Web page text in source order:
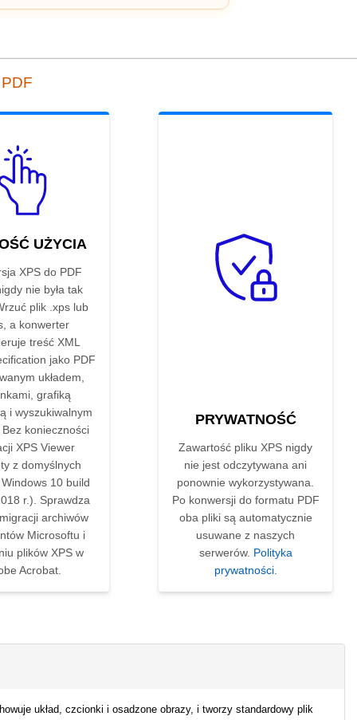
UŻYCIA
XPS do PDF
nie była tak
plik .xps lub
a konwerter
treść XML
jako PDF
układem,
grafiką
i wyszukiwalnym
konieczności
XPS Viewer
z domyślnych
10 build
r.). Sprawdza
archiwów
Microsoftu i
plików XPS w
Acrobat.
PRYWATNOŚĆ
Zawartość pliku XPS nigdy
nie jest odczytywana ani
ponownie wykorzystywana.
Po konwersji do formatu PDF
oba pliki są automatycznie
usuwane z naszych
serwerów. Polityka
prywatności.
układ, czcionki i osadzone obrazy, i tworzy standardowy plik